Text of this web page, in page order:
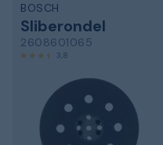
BOSCH
Sliberondel
2608601065
3,8